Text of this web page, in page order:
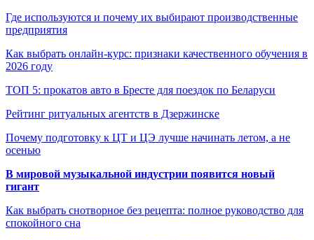
Где используются и почему их выбирают производственные
предприятия
Как выбрать онлайн-курс: признаки качественного обучения в
2026 году
ТОП 5: прокатов авто в Бресте для поездок по Беларуси
Рейтинг ритуальных агентств в Дзержинске
Почему подготовку к ЦТ и ЦЭ лучше начинать летом, а не
осенью
В мировой музыкальной индустрии появится новый
гигант
Как выбрать снотворное без рецепта: полное руководство для
спокойного сна